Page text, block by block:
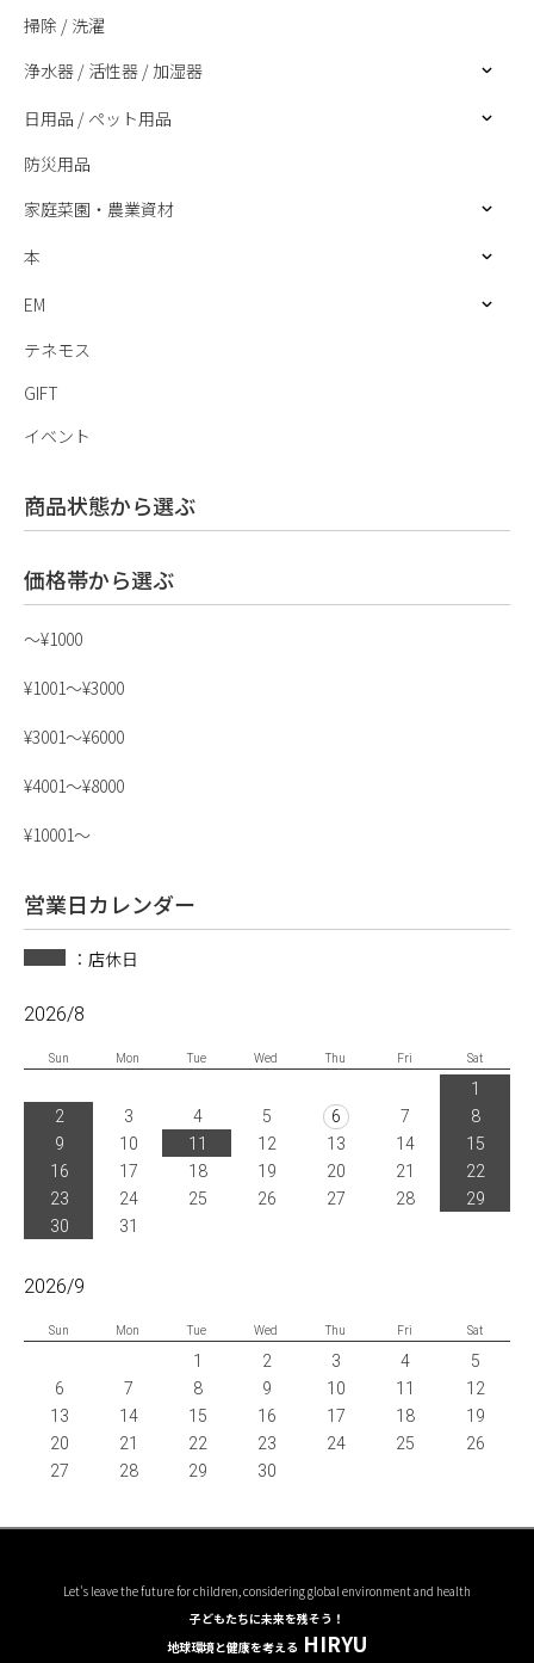
掃除 / 洗濯
浄水器 / 活性器 / 加湿器
日用品 / ペット用品
防災用品
家庭菜園・農業資材
本
EM
テネモス
GIFT
イベント
商品状態から選ぶ
価格帯から選ぶ
〜¥1000
¥1001〜¥3000
¥3001〜¥6000
¥4001〜¥8000
¥10001〜
営業日カレンダー
：店休日
2026/8
Sun Mon Tue Wed Thu Fri Sat
1
2
3 4 5 6 7
8
9
10 11 12 13 14
15
16
17 18 19 20 21
22
23
24 25 26 27 28
29
30
31
2026/9
Sun Mon Tue Wed Thu Fri Sat
1 2 3 4
5
6
7 8 9 10 11
12
13
14 15 16 17 18
19
20
21 22 23 24 25
26
27
28 29 30
Let's leave the future for children, considering global environment and health
子どもたちに未来を残そう！
地球環境と健康を考える HIRYU